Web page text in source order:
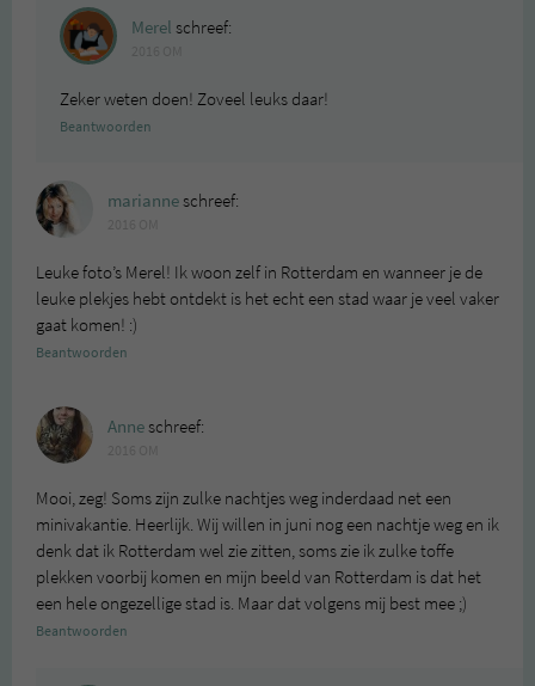
Merel schreef:
Zeker weten doen! Zoveel leuks daar!
Beantwoorden
marianneschreef:
Leuke foto’s Merel! Ik woon zelf in Rotterdam en wanneer je de
leuke plekjes hebt ontdekt is het echt een stad waar je veel vaker
gaat komen! :)
Beantwoorden
Anneschreef:
Mooi, zeg! Soms zijn zulke nachtjes weg inderdaad net een
minivakantie. Heerlijk. Wij willen in juni nog een nachtje weg en ik
denk dat ik Rotterdam wel zie zitten, soms zie ik zulke toffe
plekken voorbij komen en mijn beeld van Rotterdam is dat het
een hele ongezellige stad is. Maar dat volgens mij best mee ;)
Beantwoorden